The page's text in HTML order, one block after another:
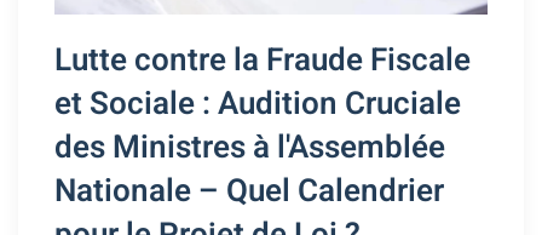
Lutte contre la Fraude Fiscale
et Sociale : Audition Cruciale
des Ministres à l'Assemblée
Nationale – Quel Calendrier